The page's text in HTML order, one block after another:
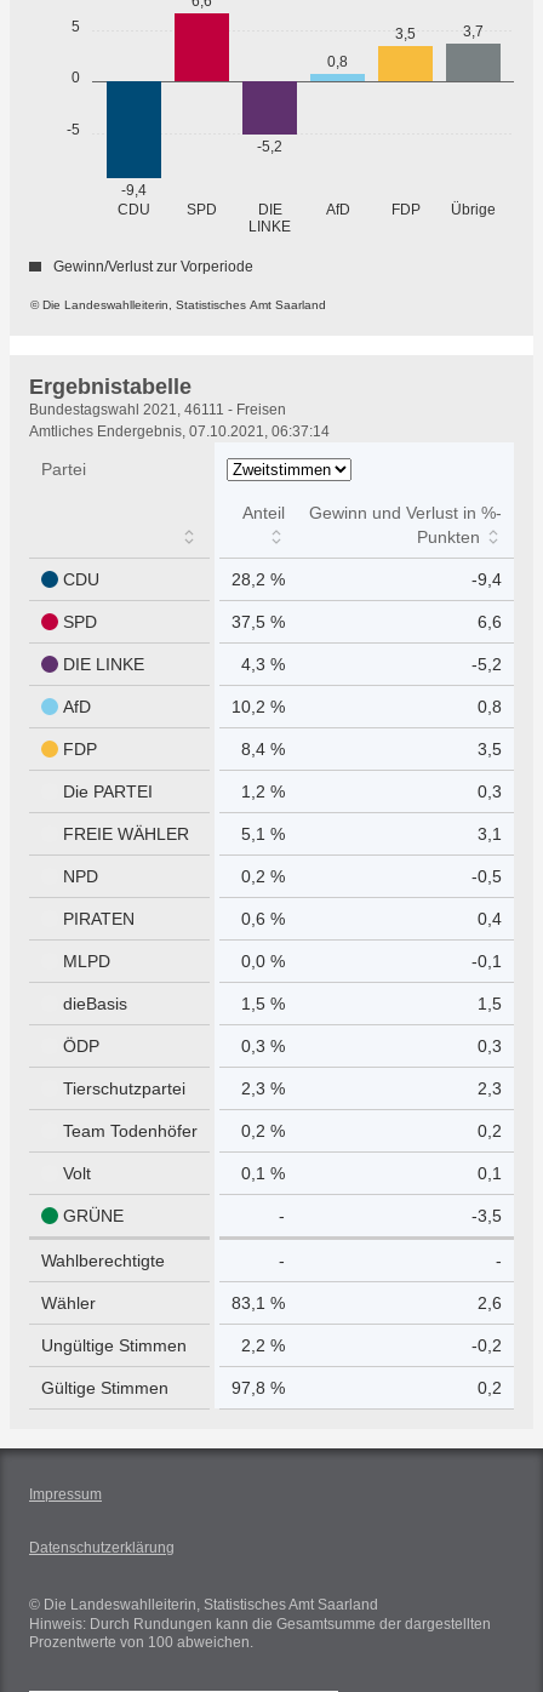
-5
0
5
CDU SPD
DIE
LINKE
AfD FDP Übrige
-9,4
-5,2
0,8
3,5 3,7
© Die Landeswahlleiterin, Statistisches Amt Saarland
Gewinn/Verlust zur Vorperiode
Ergebnistabelle
Ergebnistabelle
Bundestagswahl 2021, 46111 - Freisen
Amtliches Endergebnis, 07.10.2021, 06:37:14
Partei
Anteil
Gewinn und Verlust in %-
Punkten
CDU 28,2 % -9,4
SPD 37,5 % 6,6
DIE LINKE 4,3 % -5,2
AfD 10,2 % 0,8
FDP 8,4 % 3,5
Die PARTEI 1,2 % 0,3
FREIE WÄHLER 5,1 % 3,1
NPD 0,2 % -0,5
PIRATEN 0,6 % 0,4
MLPD 0,0 % -0,1
dieBasis 1,5 % 1,5
ÖDP 0,3 % 0,3
Tierschutzpartei 2,3 % 2,3
Team Todenhöfer 0,2 % 0,2
Volt 0,1 % 0,1
GRÜNE - -3,5
Wahlberechtigte - -
Wähler 83,1 % 2,6
Ungültige Stimmen 2,2 % -0,2
Gültige Stimmen 97,8 % 0,2
Impressum
Datenschutzerklärung
© Die Landeswahlleiterin, Statistisches Amt Saarland
Hinweis: Durch Rundungen kann die Gesamtsumme der dargestellten
Prozentwerte von 100 abweichen.